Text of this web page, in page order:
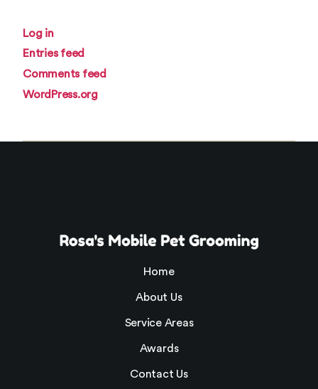
Log in
Entries feed
Comments feed
WordPress.org
Home
About Us
Service Areas
Awards
Contact Us